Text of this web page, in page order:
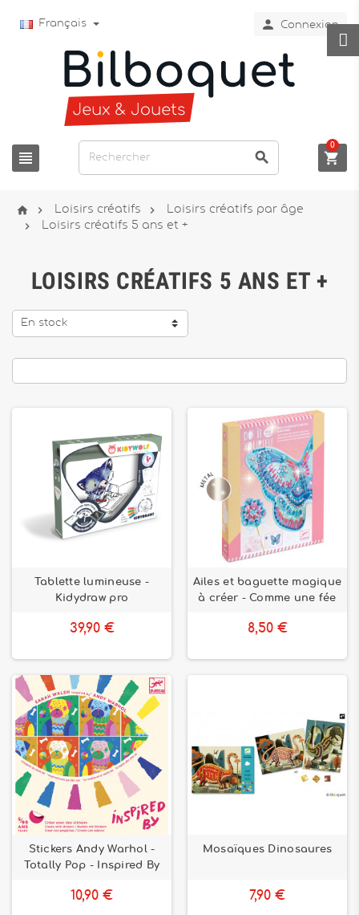
Français  Connexion
  
0
  Loisirs créatifs  Loisirs créatifs par âge
 Loisirs créatifs 5 ans et +
LOISIRS CRÉATIFS 5 ANS ET +
En stock
Tablette lumineuse -
Kidydraw pro
39,90 €
Ailes et baguette magique
à créer - Comme une fée
8,50 €
Stickers Andy Warhol -
Totally Pop - Inspired By
10,90 €
Mosaïques Dinosaures
7,90 €